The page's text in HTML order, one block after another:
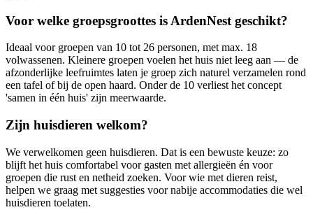
Voor welke groepsgroottes is ArdenNest geschikt?
Ideaal voor groepen van 10 tot 26 personen, met max. 18
volwassenen. Kleinere groepen voelen het huis niet leeg aan — de
afzonderlijke leefruimtes laten je groep zich naturel verzamelen rond
een tafel of bij de open haard. Onder de 10 verliest het concept
'samen in één huis' zijn meerwaarde.
Zijn huisdieren welkom?
We verwelkomen geen huisdieren. Dat is een bewuste keuze: zo
blijft het huis comfortabel voor gasten met allergieën én voor
groepen die rust en netheid zoeken. Voor wie met dieren reist,
helpen we graag met suggesties voor nabije accommodaties die wel
huisdieren toelaten.